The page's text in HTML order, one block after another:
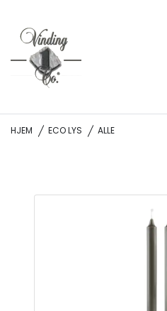
HJEM ECO LYS ALLE